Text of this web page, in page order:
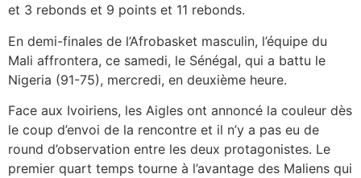
et 3 rebonds et 9 points et 11 rebonds.
En demi-finales de l’Afrobasket masculin, l’équipe du
Mali affrontera, ce samedi, le Sénégal, qui a battu le
Nigeria (91-75), mercredi, en deuxième heure.
Face aux Ivoiriens, les Aigles ont annoncé la couleur dès
le coup d’envoi de la rencontre et il n’y a pas eu de
round d’observation entre les deux protagonistes. Le
premier quart temps tourne à l’avantage des Maliens qui